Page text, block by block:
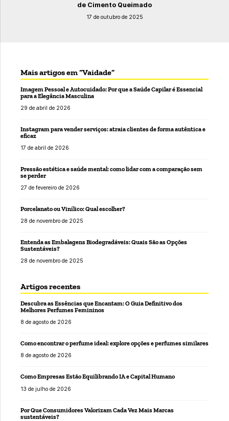
de Cimento Queimado
17 de outubro de 2025
Mais artigos em “Vaidade”
Imagem Pessoal e Autocuidado: Por que a Saúde Capilar é Essencial
para a Elegância Masculina
29 de abril de 2026
Instagram para vender serviços: atraia clientes de forma autêntica e
eficaz
17 de abril de 2026
Pressão estética e saúde mental: como lidar com a comparação sem
se perder
27 de fevereiro de 2026
Porcelanato ou Vinílico: Qual escolher?
28 de novembro de 2025
Entenda as Embalagens Biodegradáveis: Quais São as Opções
Sustentáveis?
28 de novembro de 2025
Artigos recentes
Descubra as Essências que Encantam: O Guia Definitivo dos
Melhores Perfumes Femininos
8 de agosto de 2026
Como encontrar o perfume ideal: explore opções e perfumes similares
8 de agosto de 2026
Como Empresas Estão Equilibrando IA e Capital Humano
13 de julho de 2026
Por Que Consumidores Valorizam Cada Vez Mais Marcas
sustentáveis?